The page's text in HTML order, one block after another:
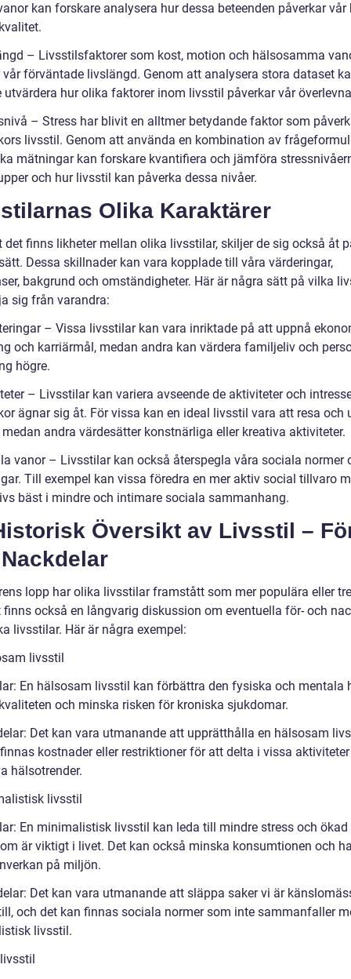
kan forskare analysera hur dessa beteenden påverkar vår
– Livsstilsfaktorer som kost, motion och hälsosamma
vår förväntade livslängd. Genom att analysera stora dataset
utvärdera hur olika faktorer inom livsstil påverkar vår
– Stress har blivit en alltmer betydande faktor som
livsstil. Genom att använda en kombination av
mätningar kan forskare kvantifiera och jämföra
och hur livsstil kan påverka dessa nivåer.
Olika Karaktärer
det finns likheter mellan olika livsstilar, skiljer de sig också åt
Dessa skillnader kan vara kopplade till våra värderingar,
bakgrund och omständigheter. Här är några sätt på vilka
sig från varandra:
– Vissa livsstilar kan vara inriktade på att uppnå
och karriärmål, medan andra kan värdera familjeliv och
högre.
– Livsstilar kan variera avseende de aktiviteter och
ägnar sig åt. För vissa kan en ideal livsstil vara att resa och
medan andra värdesätter konstnärliga eller kreativa aktiviteter.
vanor – Livsstilar kan också återspegla våra sociala normer
Till exempel kan vissa föredra en mer aktiv social tillvaro
bäst i mindre och intimare sociala sammanhang.
Översikt av Livsstil –
lopp har olika livsstilar framstått som mer populära eller
finns också en långvarig diskussion om eventuella för- och
livsstilar. Här är några exempel:
livsstil
En hälsosam livsstil kan förbättra den fysiska och mentala
och minska risken för kroniska sjukdomar.
Det kan vara utmanande att upprätthålla en hälsosam
kostnader eller restriktioner för att delta i vissa
hälsotrender.
livsstil
En minimalistisk livsstil kan leda till mindre stress och
är viktigt i livet. Det kan också minska konsumtionen och
på miljön.
Det kan vara utmanande att släppa saker vi är
och det kan finnas sociala normer som inte sammanfaller
livsstil.